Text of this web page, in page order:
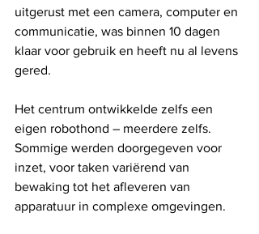
uitgerust met een camera, computer en
communicatie, was binnen 10 dagen
klaar voor gebruik en heeft nu al levens
gered.
Het centrum ontwikkelde zelfs een
eigen robothond – meerdere zelfs.
Sommige werden doorgegeven voor
inzet, voor taken variërend van
bewaking tot het afleveren van
apparatuur in complexe omgevingen.